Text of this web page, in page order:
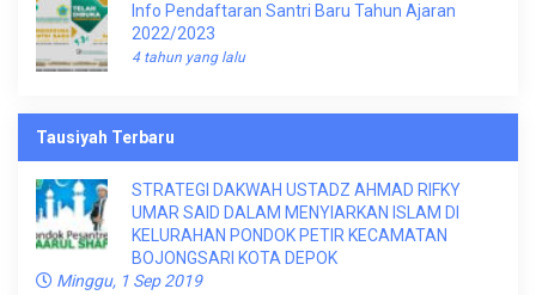
Info Pendaftaran Santri Baru Tahun Ajaran
2022/2023
4 tahun yang lalu
Tausiyah Terbaru
STRATEGI DAKWAH USTADZ AHMAD RIFKY
UMAR SAID DALAM MENYIARKAN ISLAM DI
KELURAHAN PONDOK PETIR KECAMATAN
BOJONGSARI KOTA DEPOK
Minggu, 1 Sep 2019